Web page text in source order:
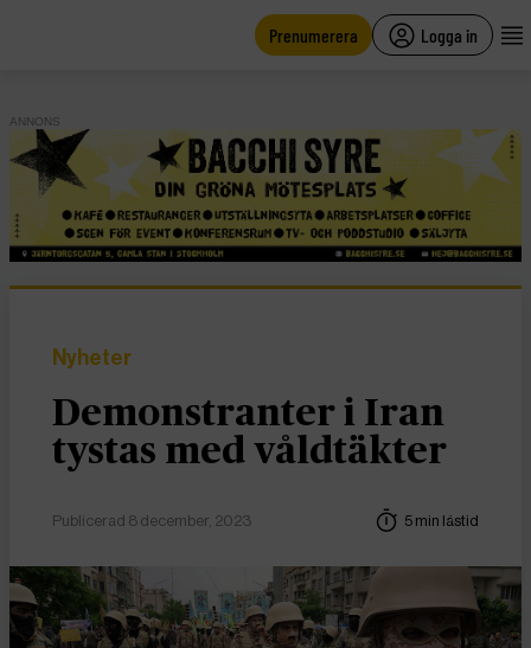
Prenumerera Logga in
ANNONS
Nyheter
Demonstranter i Iran
tystas med våldtäkter
Publicerad 8 december, 2023 5 min lästid